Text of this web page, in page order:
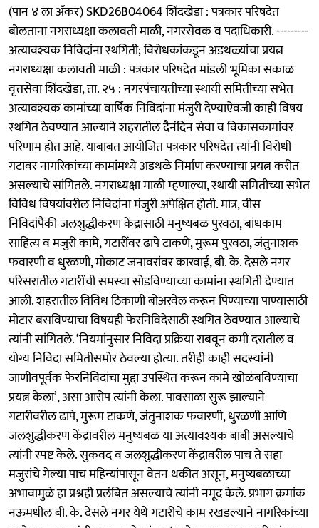
(पान ४ ला ॲंकर) SKD26B04064 शिंदखेडा : पत्रकार परिषदेत
बोलताना नगराध्यक्षा कलावती माळी, नगरसेवक व पदाधिकारी. ---------
अत्यावश्यक निविदांना स्थगिती; विरोधकांकडून अडथळ्यांचा प्रयत्न
नगराध्यक्षा कलावती माळी : पत्रकार परिषदेत मांडली भूमिका सकाळ
वृत्तसेवा शिंदखेडा, ता. २५ : नगरपंचायतीच्या स्थायी समितीच्या सभेत
अत्यावश्यक कामांच्या वार्षिक निविदांना मंजुरी देण्याऐवजी काही विषय
स्थगित ठेवण्यात आल्याने शहरातील दैनंदिन सेवा व विकासकामांवर
परिणाम होत आहे. याबाबत आयोजित पत्रकार परिषदेत त्यांनी विरोधी
गटावर नागरिकांच्या कामांमध्ये अडथळे निर्माण करण्याचा प्रयत्न करीत
असल्याचे सांगितले. नगराध्यक्षा माळी म्हणाल्या, स्थायी समितीच्या सभेत
विविध विषयांवरील निविदांना मंजुरी अपेक्षित होती. मात्र, वीस
निविदांपैकी जलशुद्धीकरण केंद्रासाठी मनुष्यबळ पुरवठा, बांधकाम
साहित्य व मजुरी कामे, गटारींवर ढापे टाकणे, मुरूम पुरवठा, जंतुनाशक
फवारणी व धुरळणी, मोकाट जनावरांवर कारवाई, बी. के. देसले नगर
परिसरातील गटारींची समस्या सोडविण्याच्या कामांना स्थगिती देण्यात
आली. शहरातील विविध ठिकाणी बोअरवेल करून पिण्याच्या पाण्यासाठी
मोटार बसविण्याचा विषयही फेरनिविदेसाठी स्थगित ठेवण्यात आल्याचे
त्यांनी सांगितले. ‘नियमांनुसार निविदा प्रक्रिया राबवून कमी दरातील व
योग्य निविदा समितीसमोर ठेवल्या होत्या. तरीही काही सदस्यांनी
जाणीवपूर्वक फेरनिविदांचा मुद्दा उपस्थित करून कामे खोळंबविण्याचा
प्रयत्न केला’, असा आरोप त्यांनी केला. पावसाळा सुरू झाल्याने
गटारीवरील ढापे, मुरूम टाकणे, जंतुनाशक फवारणी, धुरळणी आणि
जलशुद्धीकरण केंद्रावरील मनुष्यबळ या अत्यावश्यक बाबी असल्याचे
त्यांनी स्पष्ट केले. सुकवद व जलशुद्धीकरण केंद्रावरील पाच ते सहा
मजुरांचे गेल्या पाच महिन्यांपासून वेतन थकीत असून, मनुष्यबळाच्या
अभावामुळे हा प्रश्नही प्रलंबित असल्याचे त्यांनी नमूद केले. प्रभाग क्रमांक
नऊमधील बी. के. देसले नगर येथे गटारीचे काम रखडल्याने नागरिकांच्या